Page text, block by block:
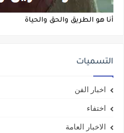
أنا هو الطريق والحق والحياة
التسميات
اخبار الفن
اختفاء
الاخبار العامة